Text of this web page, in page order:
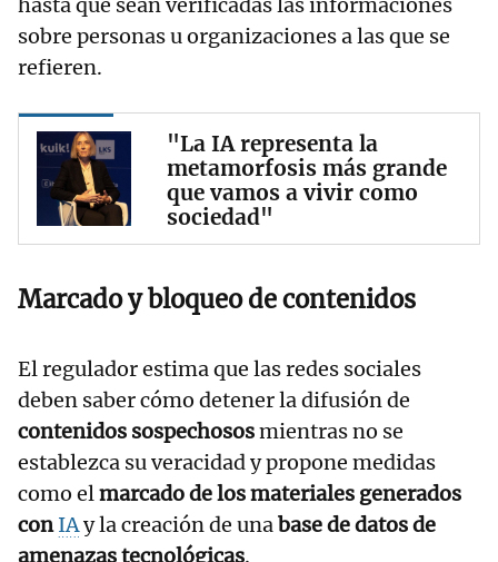
hasta que sean verificadas las informaciones
sobre personas u organizaciones a las que se
refieren.
"La IA representa la
metamorfosis más grande
que vamos a vivir como
sociedad"
Marcado y bloqueo de contenidos
El regulador estima que las redes sociales
deben saber cómo detener la difusión de
contenidos sospechososmientras no se
establezca su veracidad y propone medidas
como elmarcado de los materiales generados
conIAy la creación de unabase de datos de
amenazas tecnológicas.